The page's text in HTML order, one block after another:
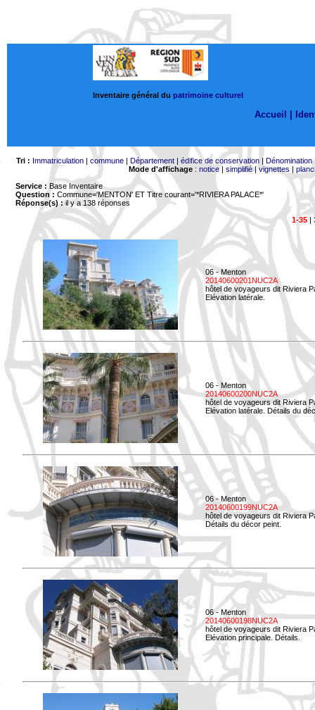
Inventaire général du patrimoine culturel
Accueil |
Tri : Immatriculation| commune| Département| édifice de conservation| Dénomination
Mode d'affichage: notice| simplifié|vignettes |
Service : Base Inventaire
Question : Commune='MENTON' ET Titre courant='*RIVIERA PALACE*'
Réponse(s) :il y a 138 réponses
1-35|
06 - Menton
20140600201NUC2A
hôtel de voyageurs dit Riviera
Elévation latérale.
06 - Menton
20140600200NUC2A
hôtel de voyageurs dit Riviera
Elévation latérale. Détails du
06 - Menton
20140600199NUC2A
hôtel de voyageurs dit Riviera
Détails du décor peint.
06 - Menton
20140600198NUC2A
hôtel de voyageurs dit Riviera
Elévation principale. Détails.